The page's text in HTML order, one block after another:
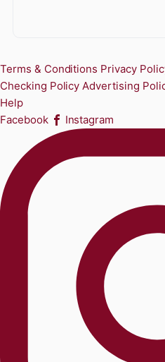
Terms & Conditions Privacy
Checking Policy Advertising
Help
Facebook
Instagram